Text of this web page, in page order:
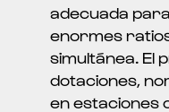
adecuada
enormes
simultánea. El
dotaciones,
en estaciones